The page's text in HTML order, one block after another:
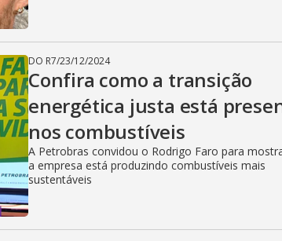
DO R7/23/12/2024
Confira como a transição
energética justa está
nos combustíveis
A Petrobras convidou o Rodrigo Faro para
a empresa está produzindo combustíveis mais
sustentáveis